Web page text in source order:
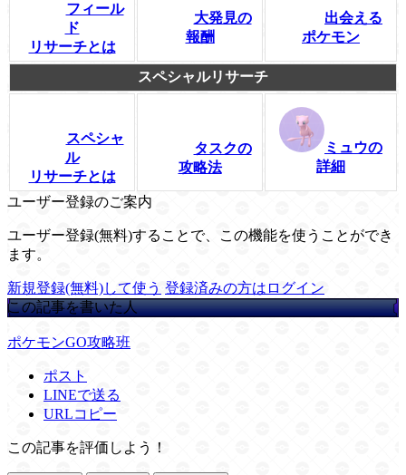
フィール
ド
リサーチとは
大発見の
報酬
出会える
ポケモン
スペシャルリサーチ
スペシャ
ル
リサーチとは
タスクの
攻略法
ミュウの
詳細
ユーザー登録のご案内
ユーザー登録(無料)することで、この機能を使うことができ
ます。
新規登録(無料)して使う 登録済みの方はログイン
この記事を書いた人
ポケモンGO攻略班
ポスト
LINEで送る
URLコピー
この記事を評価しよう！